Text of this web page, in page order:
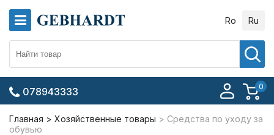
Ro Ru
0
078943333
Главная Хозяйственные товары
Средства по уходу за
обувью